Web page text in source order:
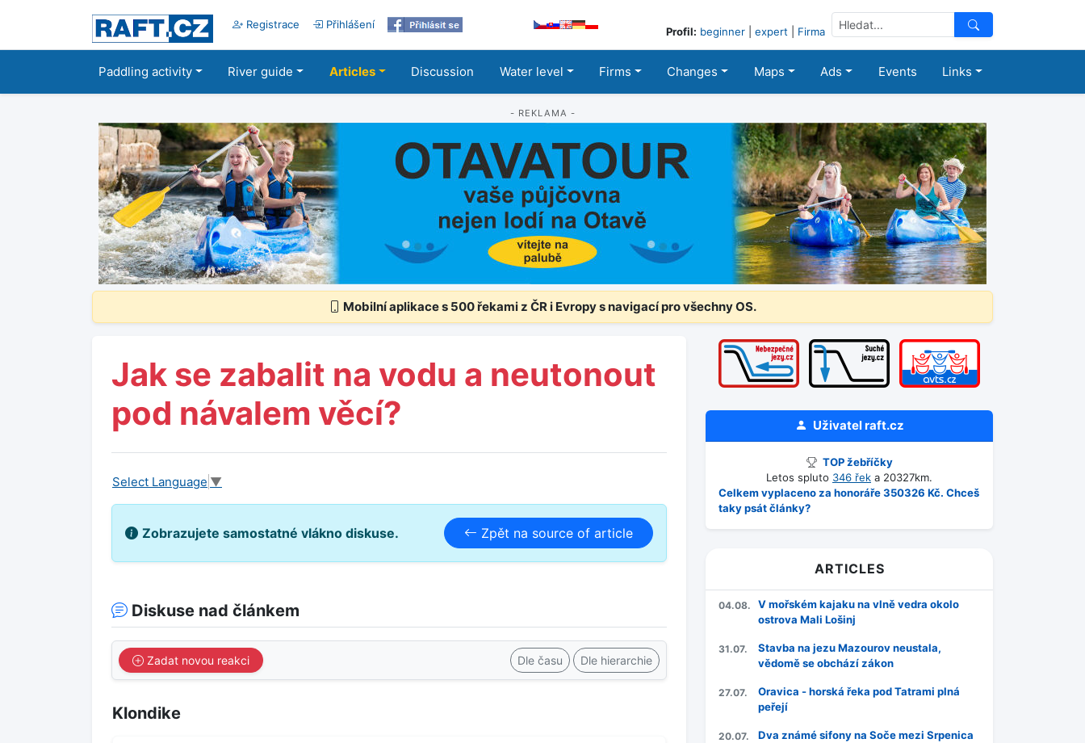
Registrace Přihlášení
Profil: beginner expert Firma
Paddling activity River guide Articles Discussion Water level Firms Changes Maps Ads Events Links
- REKLAMA -
Mobilní aplikace s 500 řekami z ČR i Evropy s navigací pro všechny OS.
Jak se zabalit na vodu a neutonout
pod návalem věcí?
Select Language ▼
Zobrazujete samostatné vlákno diskuse. Zpět na source of article
Diskuse nad článkem
Zadat novou reakci Dle času Dle hierarchie
Klondike
Uživatelraft.cz
TOP žebříčky
Letos spluto 346 řek a 20327km.
Celkem vyplaceno za honoráře 350326 Kč. Chceš
taky psát články?
ARTICLES
04.08.
V mořském kajaku na vlně vedra okolo
ostrova Mali Lošinj
31.07.
Stavba na jezu Mazourov neustala,
vědomě se obchází zákon
27.07.
Oravica - horská řeka pod Tatrami plná
peřejí
20.07.
Dva známé sifony na Soče mezi Srpenica